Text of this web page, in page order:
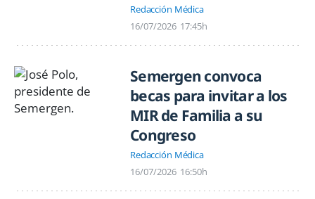
Redacción Médica
16/07/2026 17:45h
Semergen convoca
becas para invitar a los
MIR de Familia a su
Congreso
Redacción Médica
16/07/2026 16:50h